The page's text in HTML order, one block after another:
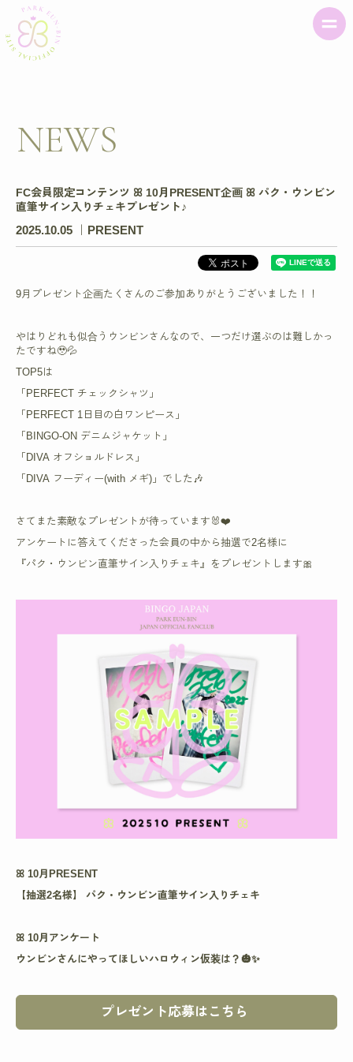
NEWS
FC会員限定コンテンツ ꕤ 10月PRESENT企画 ꕤ パク・ウンビン
直筆サイン入りチェキプレゼント♪
2025.10.05 PRESENT
9月プレゼント企画たくさんのご参加ありがとうございました！！
やはりどれも似合うウンビンさんなので、一つだけ選ぶのは難しかっ
たですね🥹💦
TOP5は
「PERFECT チェックシャツ」
「PERFECT 1日目の白ワンピース」
「BINGO-ON デニムジャケット」
「DIVA オフショルドレス」
「DIVA フーディー(with メギ)」でした🎶
さてまた素敵なプレゼントが待っています🐰❤️
アンケートに答えてくださった会員の中から抽選で2名様に
『パク・ウンビン直筆サイン入りチェキ』をプレゼントします🎀
ꕤ 10月PRESENT
【抽選2名様】 パク・ウンビン直筆サイン入りチェキ​
ꕤ 10月アンケート
ウンビンさんにやってほしいハロウィン仮装は？🎃✨
プレゼント応募はこちら